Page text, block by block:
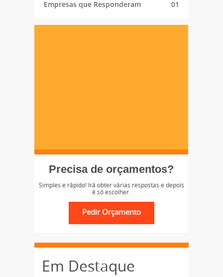
Empresas que Responderam 01
Precisa de orçamentos?
Simples e rápido! Irá obter várias respostas e depois
é só escolher.
Em Destaque